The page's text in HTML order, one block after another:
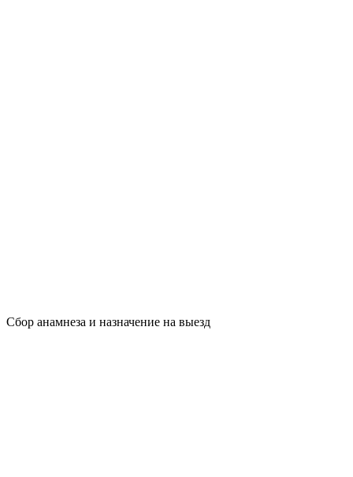
Сбор анамнеза и назначение на выезд